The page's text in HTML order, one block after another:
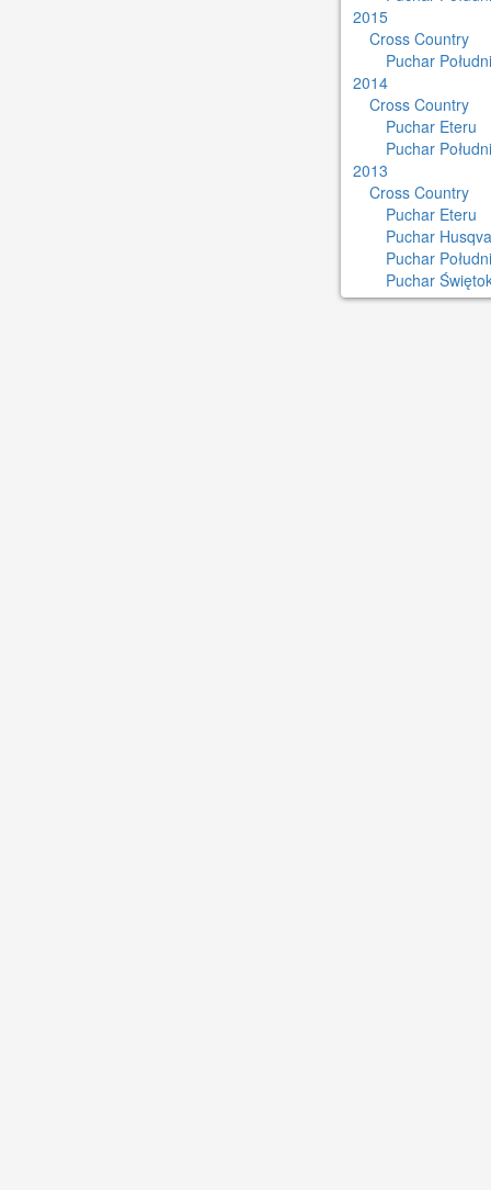
2015
Cross Country
Puchar
2014
Cross Country
Puchar Eteru
Puchar
2013
Cross Country
Puchar Eteru
Puchar
Puchar
Puchar